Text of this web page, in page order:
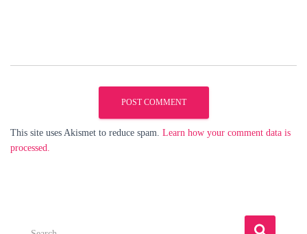
This site uses Akismet to reduce spam. Learn how your comment data is
processed.
S